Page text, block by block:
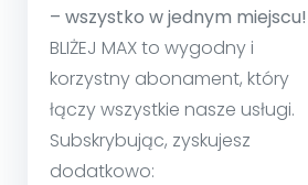
– wszystko w jednym miejscu!
BLIŻEJ MAX to wygodny i
korzystny abonament, który
łączy wszystkie nasze usługi.
Subskrybując, zyskujesz
dodatkowo: